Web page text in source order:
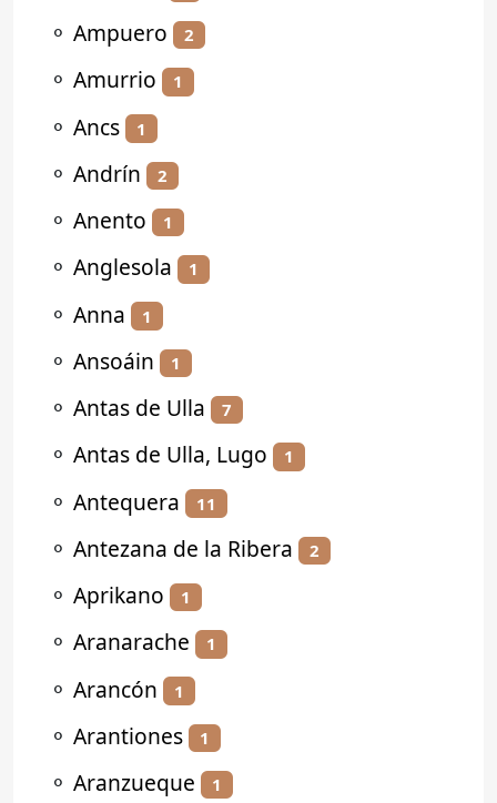
⚬ Ampuero 2
⚬ Amurrio 1
⚬ Ancs 1
⚬ Andrín 2
⚬ Anento 1
⚬ Anglesola 1
⚬ Anna 1
⚬ Ansoáin 1
⚬ Antas de Ulla 7
⚬ Antas de Ulla, Lugo 1
⚬ Antequera 11
⚬ Antezana de la Ribera 2
⚬ Aprikano 1
⚬ Aranarache 1
⚬ Arancón 1
⚬ Arantiones 1
⚬ Aranzueque 1